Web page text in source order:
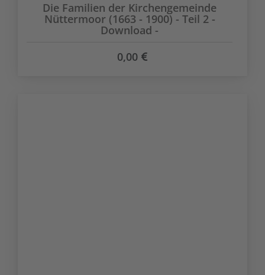
Die Familien der Kirchengemeinde
Nüttermoor (1663 - 1900) - Teil 2 -
Download -
0,00